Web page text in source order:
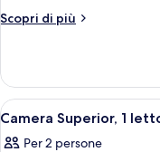
letto
divano
letto
Scopri di più
Altri
Executive,
letto
matrimoniale
con
Apri
tutte
9
Camera Superior, 1
Per 2 persone